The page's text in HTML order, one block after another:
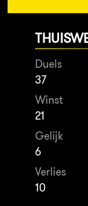
Duels
37
Winst
21
Gelijk
6
Verlies
10